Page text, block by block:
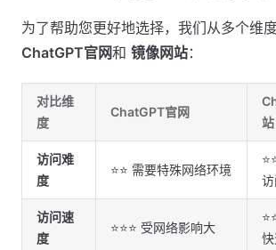
为了帮助您更好地选择，我们从多个维
ChatGPT官网和 镜像网站：
对比维
度
ChatGPT官网
站
访问难
度
⭐⭐ 需要特殊网络环境
访问速
度
⭐⭐⭐ 受网络影响大